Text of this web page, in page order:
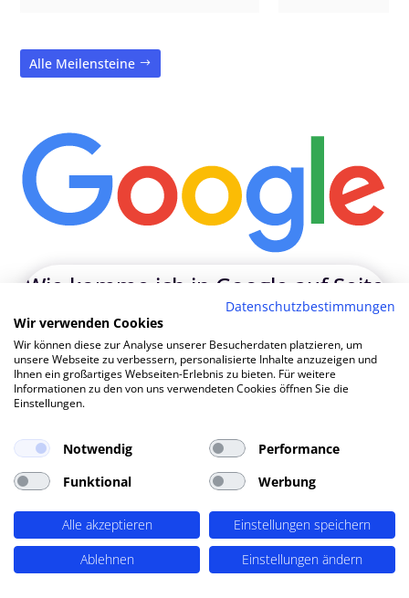
Alle Meilensteine
Wie ko|
TOP SEO DURCH DYNAMISCHE INHALTE
SEO-Agentur Gifhorn ? PERIMETRIK®!
Methode entwickelt, die alle wesentlichen Bereiche
abdeckt: Recherche und Konzeption, technische
Optimierung, redaktionellen Support und regelmäßiges
SEO Monitoring. Unsere SEO-Leistungen umfassen u.A.:
SEO-Analysen und Keyword Recherche (OnPage SEO
Analysen, Keyword Recherchen, Mitbewerber-Analyse,
Datenschutzbestimmungen
Wir verwenden Cookies
Wir können diese zur Analyse unserer Besucherdaten platzieren, um
unsere Webseite zu verbessern, personalisierte Inhalte anzuzeigen und
Ihnen ein großartiges Webseiten-Erlebnis zu bieten. Für weitere
Informationen zu den von uns verwendeten Cookies öffnen Sie die
Einstellungen.
Notwendig
Performance
Funktional
Werbung
Alle akzeptieren
Einstellungen speichern
Ablehnen
Einstellungen ändern